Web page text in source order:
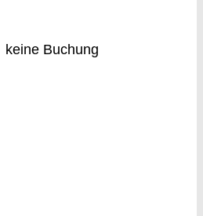
keine Buchung